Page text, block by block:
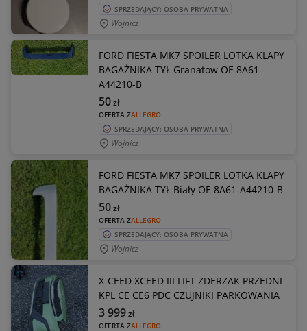
SPRZEDAJĄCY: OSOBA PRYWATNA
Wojnicz
FORD FIESTA MK7 SPOILER LOTKA KLAPY
BAGAŻNIKA TYŁ Granatow OE 8A61-
A44210-B
OFERTA ZALLEGRO
50zł
SPRZEDAJĄCY: OSOBA PRYWATNA
Wojnicz
FORD FIESTA MK7 SPOILER LOTKA KLAPY
BAGAŻNIKA TYŁ Biały OE 8A61-A44210-B
OFERTA ZALLEGRO
50zł
SPRZEDAJĄCY: OSOBA PRYWATNA
Wojnicz
X-CEED XCEED III LIFT ZDERZAK PRZEDNI
KPL CE CE6 PDC CZUJNIKI PARKOWANIA
OFERTA ZALLEGRO
3 999zł